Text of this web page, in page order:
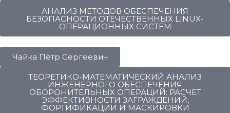
АНАЛИЗ МЕТОДОВ ОБЕСПЕЧЕНИЯ
БЕЗОПАСНОСТИ ОТЕЧЕСТВЕННЫХ LINUX-
ОПЕРАЦИОННЫХ СИСТЕМ
Чайка Пётр Сергеевич
ТЕОРЕТИКО-МАТЕМАТИЧЕСКИЙ АНАЛИЗ
ИНЖЕНЕРНОГО ОБЕСПЕЧЕНИЯ
ОБОРОНИТЕЛЬНЫХ ОПЕРАЦИЙ: РАСЧЕТ
ЭФФЕКТИВНОСТИ ЗАГРАЖДЕНИЙ,
ФОРТИФИКАЦИИ И МАСКИРОВКИ